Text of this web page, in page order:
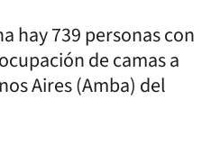
hay 739 personas con
de camas a
Aires (Amba) del